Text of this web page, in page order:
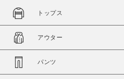
トップス
アウター
パンツ